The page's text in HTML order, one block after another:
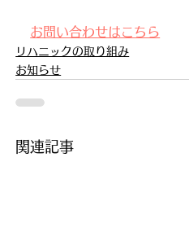
お問い合わせはこちら
リハニックの取り組み
お知らせ
関連記事